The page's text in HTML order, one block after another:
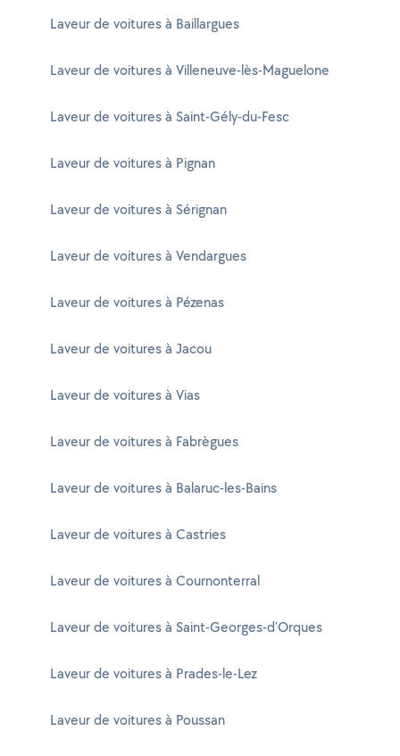
Laveur de voitures à Baillargues
Laveur de voitures à Villeneuve-lès-Maguelone
Laveur de voitures à Saint-Gély-du-Fesc
Laveur de voitures à Pignan
Laveur de voitures à Sérignan
Laveur de voitures à Vendargues
Laveur de voitures à Pézenas
Laveur de voitures à Jacou
Laveur de voitures à Vias
Laveur de voitures à Fabrègues
Laveur de voitures à Balaruc-les-Bains
Laveur de voitures à Castries
Laveur de voitures à Cournonterral
Laveur de voitures à Saint-Georges-d'Orques
Laveur de voitures à Prades-le-Lez
Laveur de voitures à Poussan